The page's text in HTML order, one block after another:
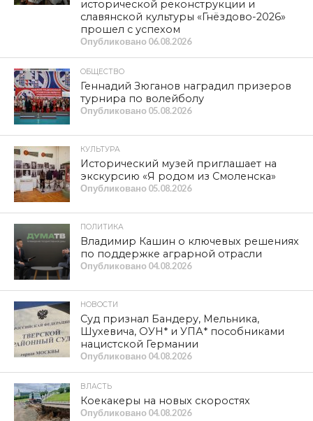
исторической реконструкции и
славянской культуры «Гнёздово-2026»
прошел с успехом
Опубликовано 06.08.2026
ОБЩЕСТВО
Геннадий Зюганов наградил призеров
турнира по волейболу
Опубликовано 05.08.2026
КУЛЬТУРА
Исторический музей приглашает на
экскурсию «Я родом из Смоленска»
Опубликовано 05.08.2026
ПОЛИТИКА
Владимир Кашин о ключевых решениях
по поддержке аграрной отрасли
Опубликовано 04.08.2026
НОВОСТИ
Суд признал Бандеру, Мельника,
Шухевича, ОУН* и УПА* пособниками
нацистской Германии
Опубликовано 04.08.2026
ВЛАСТЬ
Коекакеры на новых скоростях
Опубликовано 04.08.2026